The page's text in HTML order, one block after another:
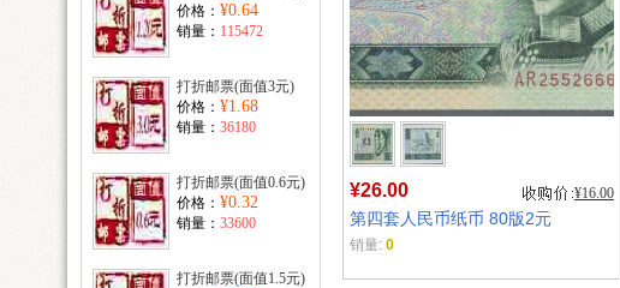
价格： ¥0.64
销量： 115472
打折邮票(面值3元)
价格： ¥1.68
销量： 36180
打折邮票(面值0.6元)
价格： ¥0.32
销量： 33600
打折邮票(面值1.5元)
¥26.00 ¥16.00
第四套人民币纸币 80版2元
销量: 0